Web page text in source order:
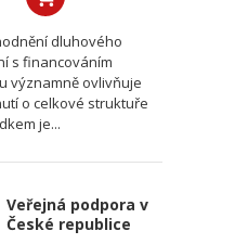
dluhového
s financováním
významně ovlivňuje
o celkové struktuře
je...
Veřejná podpora v
České republice